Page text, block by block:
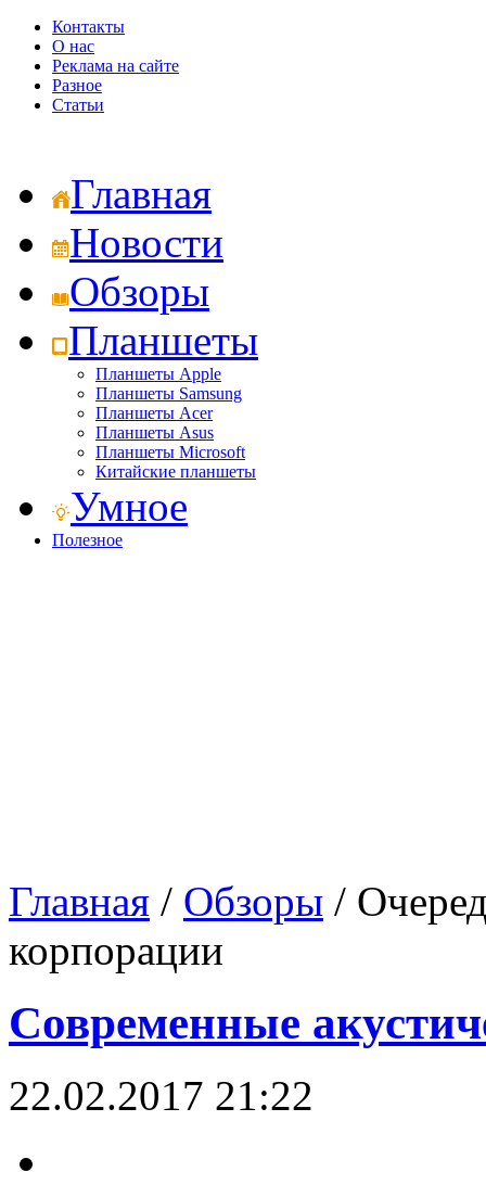
Контакты
О нас
Реклама на сайте
Разное
Статьи
Главная
Новости
Обзоры
Планшеты
Планшеты Apple
Планшеты Samsung
Планшеты Acer
Планшеты Asus
Планшеты Microsoft
Китайские планшеты
Умное
Полезное
Главная / Обзоры /
корпорации
Современные
22.02.2017 21:22